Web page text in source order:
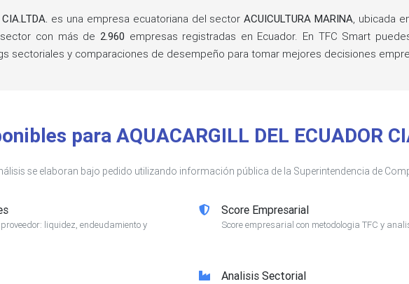
es una empresa ecuatoriana del sectorACUICULTURA MARINA, ubicada
con más de 2.960 empresas registradas en Ecuador. En TFC Smart
sectoriales y comparaciones de desempeño para tomar mejores decisiones
para AQUACARGILL DEL ECUADOR
se elaboran bajo pedido utilizando información pública de la Superintendencia de
liquidez, endeudamiento y
Score Empresarial
Score empresarial con metodologia TFC y
Analisis Sectorial